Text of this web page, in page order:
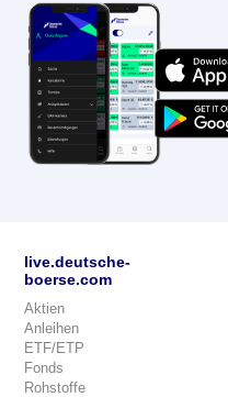
live.deutsche-
boerse.com
Aktien
Anleihen
ETF/ETP
Fonds
Rohstoffe